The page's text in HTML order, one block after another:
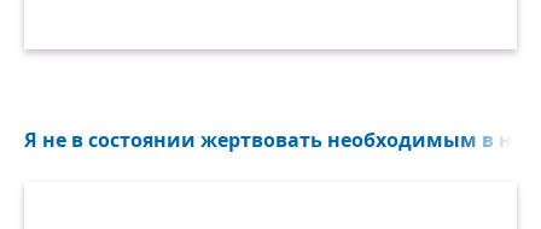
Я не в состоянии жертвовать необходимым в